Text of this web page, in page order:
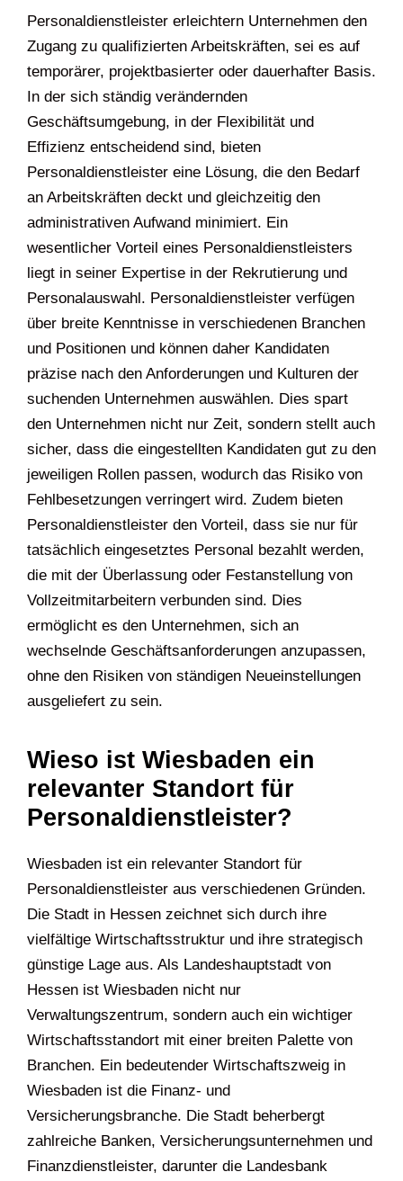
Personaldienstleister erleichtern Unternehmen den
Zugang zu qualifizierten Arbeitskräften, sei es auf
temporärer, projektbasierter oder dauerhafter Basis.
In der sich ständig verändernden
Geschäftsumgebung, in der Flexibilität und
Effizienz entscheidend sind, bieten
Personaldienstleister eine Lösung, die den Bedarf
an Arbeitskräften deckt und gleichzeitig den
administrativen Aufwand minimiert. Ein
wesentlicher Vorteil eines Personaldienstleisters
liegt in seiner Expertise in der Rekrutierung und
Personalauswahl. Personaldienstleister verfügen
über breite Kenntnisse in verschiedenen Branchen
und Positionen und können daher Kandidaten
präzise nach den Anforderungen und Kulturen der
suchenden Unternehmen auswählen. Dies spart
den Unternehmen nicht nur Zeit, sondern stellt auch
sicher, dass die eingestellten Kandidaten gut zu den
jeweiligen Rollen passen, wodurch das Risiko von
Fehlbesetzungen verringert wird. Zudem bieten
Personaldienstleister den Vorteil, dass sie nur für
tatsächlich eingesetztes Personal bezahlt werden,
die mit der Überlassung oder Festanstellung von
Vollzeitmitarbeitern verbunden sind. Dies
ermöglicht es den Unternehmen, sich an
wechselnde Geschäftsanforderungen anzupassen,
ohne den Risiken von ständigen Neueinstellungen
ausgeliefert zu sein.
Wieso ist Wiesbaden ein
relevanter Standort für
Personaldienstleister?
Wiesbaden ist ein relevanter Standort für
Personaldienstleister aus verschiedenen Gründen.
Die Stadt in Hessen zeichnet sich durch ihre
vielfältige Wirtschaftsstruktur und ihre strategisch
günstige Lage aus. Als Landeshauptstadt von
Hessen ist Wiesbaden nicht nur
Verwaltungszentrum, sondern auch ein wichtiger
Wirtschaftsstandort mit einer breiten Palette von
Branchen. Ein bedeutender Wirtschaftszweig in
Wiesbaden ist die Finanz- und
Versicherungsbranche. Die Stadt beherbergt
zahlreiche Banken, Versicherungsunternehmen und
Finanzdienstleister, darunter die Landesbank